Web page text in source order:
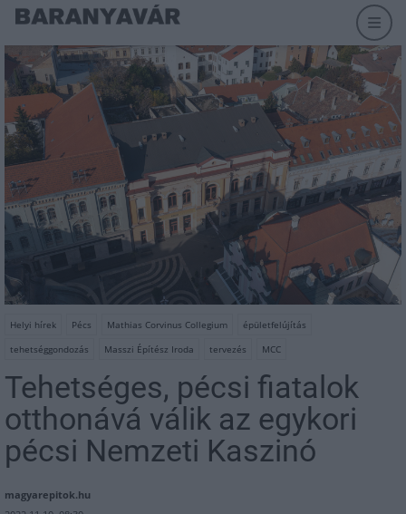
Helyi hírek Pécs Mathias Corvinus Collegium
épületfelújítás
tehetséggondozás
Masszi Építész Iroda tervezés MCC
Tehetséges, pécsi fiatalok
otthonává válik az egykori
pécsi Nemzeti Kaszinó
magyarepitok.hu